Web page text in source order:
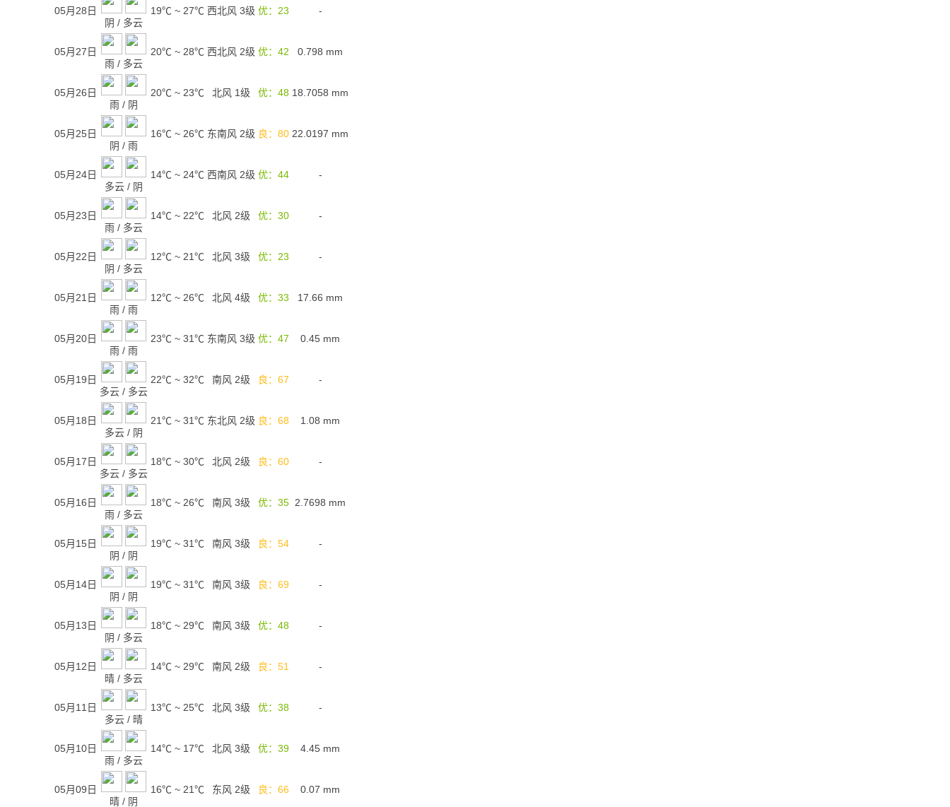
05月28日
阴 / 多云
19℃ ~ 27℃ 西北风 3级 优：23 -
05月27日
雨 / 多云
20℃ ~ 28℃ 西北风 2级 优：42 0.798 mm
05月26日
雨 / 阴
20℃ ~ 23℃ 北风 1级 优：48 18.7058 mm
05月25日
阴 / 雨
16℃ ~ 26℃ 东南风 2级 良：80 22.0197 mm
05月24日
多云 / 阴
14℃ ~ 24℃ 西南风 2级 优：44 -
05月23日
雨 / 多云
14℃ ~ 22℃ 北风 2级 优：30 -
05月22日
阴 / 多云
12℃ ~ 21℃ 北风 3级 优：23 -
05月21日
雨 / 雨
12℃ ~ 26℃ 北风 4级 优：33 17.66 mm
05月20日
雨 / 雨
23℃ ~ 31℃ 东南风 3级 优：47 0.45 mm
05月19日
多云 / 多云
22℃ ~ 32℃ 南风 2级 良：67 -
05月18日
多云 / 阴
21℃ ~ 31℃ 东北风 2级 良：68 1.08 mm
05月17日
多云 / 多云
18℃ ~ 30℃ 北风 2级 良：60 -
05月16日
雨 / 多云
18℃ ~ 26℃ 南风 3级 优：35 2.7698 mm
05月15日
阴 / 阴
19℃ ~ 31℃ 南风 3级 良：54 -
05月14日
阴 / 阴
19℃ ~ 31℃ 南风 3级 良：69 -
05月13日
阴 / 多云
18℃ ~ 29℃ 南风 3级 优：48 -
05月12日
晴 / 多云
14℃ ~ 29℃ 南风 2级 良：51 -
05月11日
多云 / 晴
13℃ ~ 25℃ 北风 3级 优：38 -
05月10日
雨 / 多云
14℃ ~ 17℃ 北风 3级 优：39 4.45 mm
05月09日
晴 / 阴
16℃ ~ 21℃ 东风 2级 良：66 0.07 mm